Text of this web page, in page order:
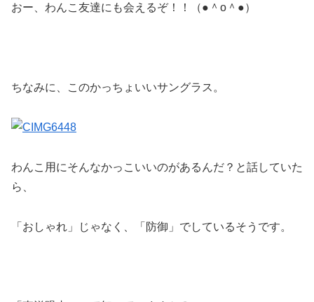
おー、わんこ友達にも会えるぞ！！（●＾o＾●）
ちなみに、このかっちょいいサングラス。
わんこ用にそんなかっこいいのがあるんだ？と話していた
ら、
「おしゃれ」じゃなく、「防御」でしているそうです。